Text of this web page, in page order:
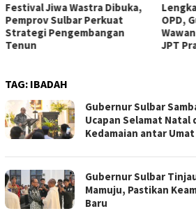
Festival Jiwa Wastra Dibuka,
Pemprov Sulbar Perkuat
Strategi Pengembangan
Tenun
OPD,
JPT
TAG: IBADAH
Gubernur Sulbar
Ucapan Selamat Natal
Kedamaian antar
Gubernur Sulbar
Mamuju, Pastikan
Baru